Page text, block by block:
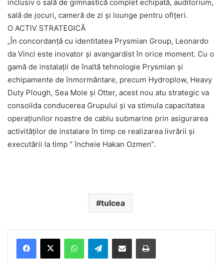
inclusiv o sală de gimnastică complet echipată, auditorium,
sală de jocuri, cameră de zi și lounge pentru ofițeri.
O ACTIV STRATEGICĂ
„În concordanță cu identitatea Prysmian Group, Leonardo
da Vinci este inovator și avangardist în orice moment. Cu o
gamă de instalații de înaltă tehnologie Prysmian și
echipamente de înmormântare, precum Hydroplow, Heavy
Duty Plough, Sea Mole și Otter, acest nou atu strategic va
consolida conducerea Grupului și va stimula capacitatea
operațiunilor noastre de cablu submarine prin asigurarea
activităților de instalare în timp ce realizarea livrării și
executării la timp ” încheie Hakan Ozmen”.
tulcea
Telegram